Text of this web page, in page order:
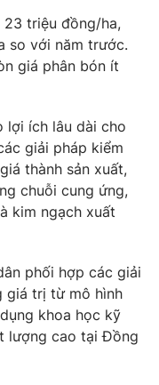
23 triệu đồng/ha,
so với năm trước.
giá phân bón ít
lợi ích lâu dài cho
giải pháp kiểm
thành sản xuất,
chuỗi cung ứng,
kim ngạch xuất
phối hợp các giải
giá trị từ mô hình
khoa học kỹ
lượng cao tại Đồng